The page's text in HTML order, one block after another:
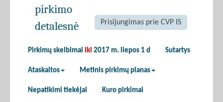
Prisijungimas prie CVP IS
Pirkimų skelbimai iki 2017 m. liepos 1 d Sutartys
Ataskaitos Metinis pirkimų planas
Nepatikimi tiekėjai Kuro pirkimai
pirkimo
detalesnė